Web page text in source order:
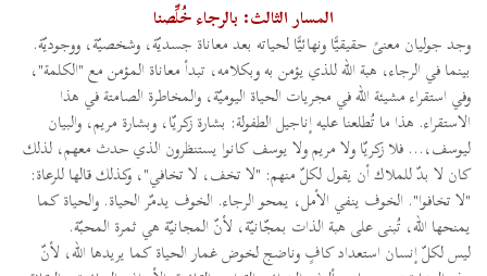
المسار الثالث: بالرجاء خُلِّصنا
وجد جوليان معنىً حقيقيًّا ونهائيًّا لحياته بعد معاناة جسديّة، وشخصيّة، ووجوديّة.
بينما في الرجاء، هبة الله للذي يؤمن به وبكلامه، تبدأ معاناة المؤمن مع "الكلمة"،
وفي استقراء مشيئة الله في مجريات الحياة اليوميّة، والمخاطرة الصامتة في هذا
الاستقراء. هذا ما تُطلعنا عليه إناجيل الطفولة: بشارة زكريّا، وبشارة مريم، والبيان
ليوسف،... فلا زكريّا ولا مريم ولا يوسف كانوا يستنظرون الذي حدث معهم، لذلك
كان لا بدّ للملاك أن يقول لكلّ منهم: "لا تخف، لا تخافي"، وكذلك قالها للرعاة:
"لا تخافوا". الخوف ينفي الأمل، يمحو الرجاء. الخوف يدمّر الحياة. والحياة كما
يمنحها الله، تُبنى على هبة الذات بمجّانيّة، لأنّ المجانيّة هي ثمرة المحبّة.
ليس لكلّ إنسان استعداد كافٍ وناضج لخوض غمار الحياة كما يريدها الله، لأنّ